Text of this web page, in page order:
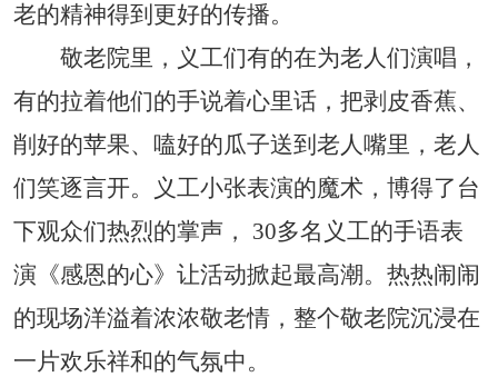
老的精神得到更好的传播。
敬老院里，义工们有的在为老人们演唱，
有的拉着他们的手说着心里话，把剥皮香蕉、
削好的苹果、嗑好的瓜子送到老人嘴里，老人
们笑逐言开。义工小张表演的魔术，博得了台
下观众们热烈的掌声，
30多名义工的手语表
演《感恩的心》让活动掀起最高潮。热热闹闹
的现场洋溢着浓浓敬老情，整个敬老院沉浸在
一片欢乐祥和的气氛中。